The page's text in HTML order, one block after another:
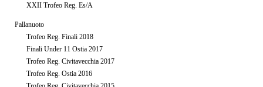
XXII Trofeo Reg. Es/A
Pallanuoto
Trofeo Reg. Finali 2018
Finali Under 11 Ostia 2017
Trofeo Reg. Civitavecchia 2017
Trofeo Reg. Ostia 2016